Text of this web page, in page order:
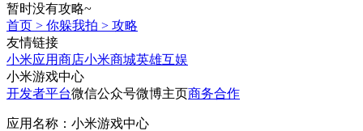
暂时没有攻略~
首页 > 你躲我拍 > 攻略
友情链接
小米应用商店小米商城英雄互娱
小米游戏中心
开发者平台微信公众号微博主页商务合作
应用名称：小米游戏中心